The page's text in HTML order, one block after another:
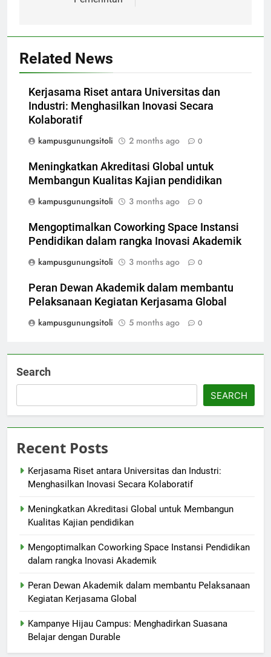
Related News
Kerjasama Riset antara Universitas dan
Industri: Menghasilkan Inovasi Secara
Kolaboratif
kampusgunungsitoli
2 months ago 0
Meningkatkan Akreditasi Global untuk
Membangun Kualitas Kajian pendidikan
kampusgunungsitoli
3 months ago 0
Mengoptimalkan Coworking Space Instansi
Pendidikan dalam rangka Inovasi Akademik
kampusgunungsitoli
3 months ago 0
Peran Dewan Akademik dalam membantu
Pelaksanaan Kegiatan Kerjasama Global
kampusgunungsitoli
5 months ago 0
Search
SEARCH
Recent Posts
Kerjasama Riset antara Universitas dan Industri:
Menghasilkan Inovasi Secara Kolaboratif
Meningkatkan Akreditasi Global untuk Membangun
Kualitas Kajian pendidikan
Mengoptimalkan Coworking Space Instansi Pendidikan
dalam rangka Inovasi Akademik
Peran Dewan Akademik dalam membantu Pelaksanaan
Kegiatan Kerjasama Global
Kampanye Hijau Campus: Menghadirkan Suasana
Belajar dengan Durable